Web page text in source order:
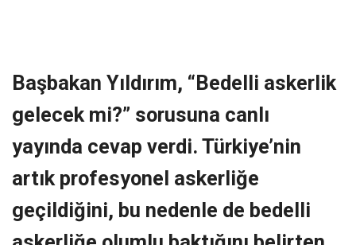
Başbakan Yıldırım, “Bedelli askerlik
gelecek mi?” sorusuna canlı
yayında cevap verdi. Türkiye’nin
artık profesyonel askerliğe
geçildiğini, bu nedenle de bedelli